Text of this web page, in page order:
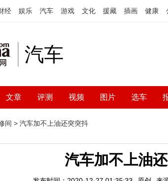
经 娱乐 汽车 游戏 文化 援藏 插画 健康
汽车
文章 评测 视频 图片 选车
间 > 汽车加不上油还突突抖
汽车加不上油